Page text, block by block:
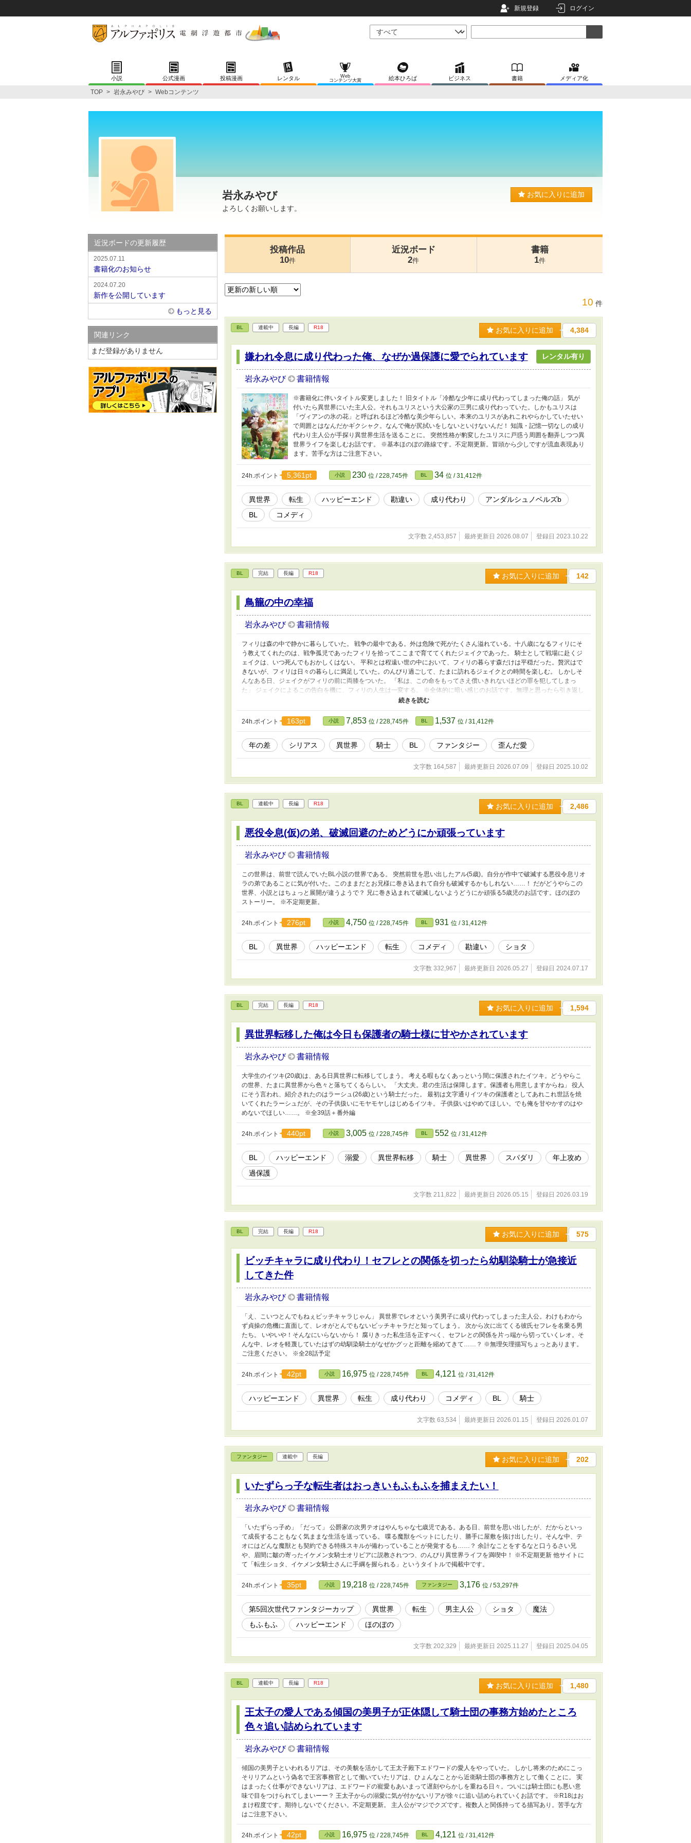
新規登録 ログイン
小説 公式漫画 投稿漫画 レンタル
Web
コンテンツ大賞
絵本ひろば ビジネス 書籍 メディア化
TOP > 岩永みやび > Webコンテンツ
岩永みやび
よろしくお願いします。
お気に入りに追加
投稿作品
10件
近況ボード
2件
書籍
1件
10 件
BL 連載中 長編 R18 お気に入りに追加 4,384
嫌われ令息に成り代わった俺、なぜか過保護に愛でられています レンタル有り
岩永みやび 書籍情報
※書籍化に伴いタイトル変更しました！ 旧タイトル「冷酷な少年に成り代わってしまった俺の話」 気が
付いたら異世界にいた主人公。それもユリスという大公家の三男に成り代わっていた。しかもユリスは
「ヴィアンの氷の花」と呼ばれるほど冷酷な美少年らしい。本来のユリスがあれこれやらかしていたせい
で周囲とはなんだかギクシャク。なんで俺が尻拭いをしないといけないんだ！ 知識・記憶一切なしの成り
代わり主人公が手探り異世界生活を送ることに。 突然性格が豹変したユリスに戸惑う周囲を翻弄しつつ異
世界ライフを楽しむお話です。 ※基本ほのぼの路線です。不定期更新。冒頭から少しですが流血表現あり
ます。苦手な方はご注意下さい。
24h.ポイント 5,361pt 小説 230 位 / 228,745件 BL 34 位 / 31,412件
異世界 転生 ハッピーエンド 勘違い 成り代わり
アンダルシュノベルズb
BL
コメディ
文字数 2,453,857 最終更新日 2026.08.07 登録日 2023.10.22
BL 完結 長編 R18 お気に入りに追加 142
鳥籠の中の幸福
岩永みやび 書籍情報
フィリは森の中で静かに暮らしていた。 戦争の最中である。外は危険で死がたくさん溢れている。十八歳になるフィリにそ
う教えてくれたのは、戦争孤児であったフィリを拾ってここまで育ててくれたジェイクであった。 騎士として戦場に赴くジ
ェイクは、いつ死んでもおかしくはない。 平和とは程遠い世の中において、フィリの暮らす森だけは平穏だった。贅沢はで
きないが、フィリは日々の暮らしに満足していた。のんびり過ごして、たまに訪れるジェイクとの時間を楽しむ。 しかしそ
んなある日、ジェイクがフィリの前に両膝をついた。 「私は、この命をもってさえ償いきれないほどの罪を犯してしまっ
た」 ジェイクによるこの告白を機に、フィリの人生は一変する。 ※全体的に暗い感じのお話です。無理と思ったら引き返し
てください。明るいハッピーエンドにはなりません。攻めの受けに対する愛がかなり歪んでいます。 年の差。攻め40歳×受
け18歳。 不定期更新
24h.ポイント
163pt 小説 7,853 位 / 228,745件 BL 1,537 位 / 31,412件
年の差 シリアス 異世界 騎士 BL ファンタジー 歪んだ愛
文字数 164,587 最終更新日 2026.07.09 登録日 2025.10.02
BL 連載中 長編 R18 お気に入りに追加 2,486
悪役令息(仮)の弟、破滅回避のためどうにか頑張っています
岩永みやび 書籍情報
この世界は、前世で読んでいたBL小説の世界である。 突然前世を思い出したアル(5歳)。自分が作中で破滅する悪役令息リオ
ラの弟であることに気が付いた。このままだとお兄様に巻き込まれて自分も破滅するかもしれない……！ だがどうやらこの
世界、小説とはちょっと展開が違うようで？ 兄に巻き込まれて破滅しないようどうにか頑張る5歳児のお話です。ほのぼの
ストーリー。 ※不定期更新。
24h.ポイント 276pt 小説 4,750 位 / 228,745件 BL 931 位 / 31,412件
BL 異世界 ハッピーエンド 転生 コメディ 勘違い ショタ
文字数 332,967 最終更新日 2026.05.27 登録日 2024.07.17
BL 完結 長編 R18 お気に入りに追加 1,594
異世界転移した俺は今日も保護者の騎士様に甘やかされています
岩永みやび 書籍情報
大学生のイツキ(20歳)は、ある日異世界に転移してしまう。 考える暇もなくあっという間に保護されたイツキ。どうやらこ
の世界、たまに異世界から色々と落ちてくるらしい。 「大丈夫。君の生活は保障します。保護者も用意しますからね」 役人
にそう言われ、紹介されたのはラーシュ(26歳)という騎士だった。 最初は文字通りイツキの保護者としてあれこれ世話を焼
いてくれたラーシュだが、その子供扱いにモヤモヤしはじめるイツキ。 子供扱いはやめてほしい。でも俺を甘やかすのはや
めないでほしい……。 ※全39話＋番外編
24h.ポイント 440pt 小説 3,005 位 / 228,745件 BL 552 位 / 31,412件
BL ハッピーエンド 溺愛 異世界転移 騎士 異世界 スパダリ
年上攻め
過保護
文字数 211,822 最終更新日 2026.05.15 登録日 2026.03.19
BL 完結 長編 R18 お気に入りに追加 575
ビッチキャラに成り代わり！セフレとの関係を切ったら幼馴染騎士が急接近
してきた件
岩永みやび 書籍情報
「え、こいつとんでもねぇビッチキャラじゃん」 異世界でレオという美男子に成り代わってしまった主人公。わけもわから
ず貞操の危機に直面して、レオがとんでもないビッチキャラだと知ってしまう。 次から次に出てくる彼氏セフレを名乗る男
たち。 いやいや！そんなにいらないから！ 腐りきった私生活を正すべく、セフレとの関係を片っ端から切っていくレオ。そ
んな中、レオを軽蔑していたはずの幼馴染騎士がなぜかグッと距離を縮めてきて……？ ※無理矢理描写ちょっとあります。
ご注意ください。 ※全28話予定
24h.ポイント 42pt 小説 16,975 位 / 228,745件 BL 4,121 位 / 31,412件
ハッピーエンド 異世界 転生 成り代わり コメディ BL 騎士
文字数 63,534 最終更新日 2026.01.15 登録日 2026.01.07
ファンタジー 連載中 長編 お気に入りに追加 202
いたずらっ子な転生者はおっきいもふもふを捕まえたい！
岩永みやび 書籍情報
「いたずらっ子め」「だって」 公爵家の次男テオはやんちゃな七歳児である。ある日、前世を思い出したが、だからといっ
て成長することもなく気ままな生活を送っている。 喋る魔獣をペットにしたり、勝手に屋敷を抜け出したり。そんな中、テ
オにはどんな魔獣とも契約できる特殊スキルが備わっていることが発覚するも……？ 余計なことをするなと口うるさい兄
や、眉間に皺の寄ったイケメン女騎士オリビアに説教されつつ、のんびり異世界ライフを満喫中！ ※不定期更新 他サイトに
て「転生ショタ、イケメン女騎士さんに手綱を握られる」というタイトルで掲載中です。
24h.ポイント 35pt 小説 19,218 位 / 228,745件 ファンタジー 3,176 位 / 53,297件
第5回次世代ファンタジーカップ 異世界 転生 男主人公 ショタ
魔法
もふもふ
ハッピーエンド ほのぼの
文字数 202,329 最終更新日 2025.11.27 登録日 2025.04.05
BL 連載中 長編 R18 お気に入りに追加 1,480
王太子の愛人である傾国の美男子が正体隠して騎士団の事務方始めたところ
色々追い詰められています
岩永みやび 書籍情報
傾国の美男子といわれるリアは、その美貌を活かして王太子殿下エドワードの愛人をやっていた。 しかし将来のためにこっ
そりリアムという偽名で王宮事務官として働いていたリアは、ひょんなことから近衛騎士団の事務方として働くことに。 実
はまったく仕事ができないリアは、エドワードの寵愛もあいまって遅刻やらかしを重ねる日々。ついには騎士団にも悪い意
味で目をつけられてしまいーー？ 王太子からの溺愛に気が付かないリアが徐々に追い詰められていくお話です。 ※R18はお
まけ程度です。期待しないでください。不定期更新。 主人公がマジでクズです。複数人と関係持ってる描写あり。苦手な方
はご注意下さい。
24h.ポイント 42pt 小説 16,975 位 / 228,745件 BL 4,121 位 / 31,412件
近況ボードの更新履歴
2025.07.11
書籍化のお知らせ
2024.07.20
新作を公開しています
もっと見る
関連リンク
まだ登録がありません